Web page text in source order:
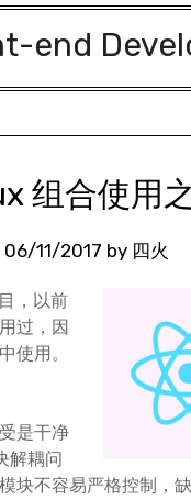
end
组合使用
06/11/2017 by 四火
，以前
过，因
使用。
是干净
解耦问
块不容易严格控制，